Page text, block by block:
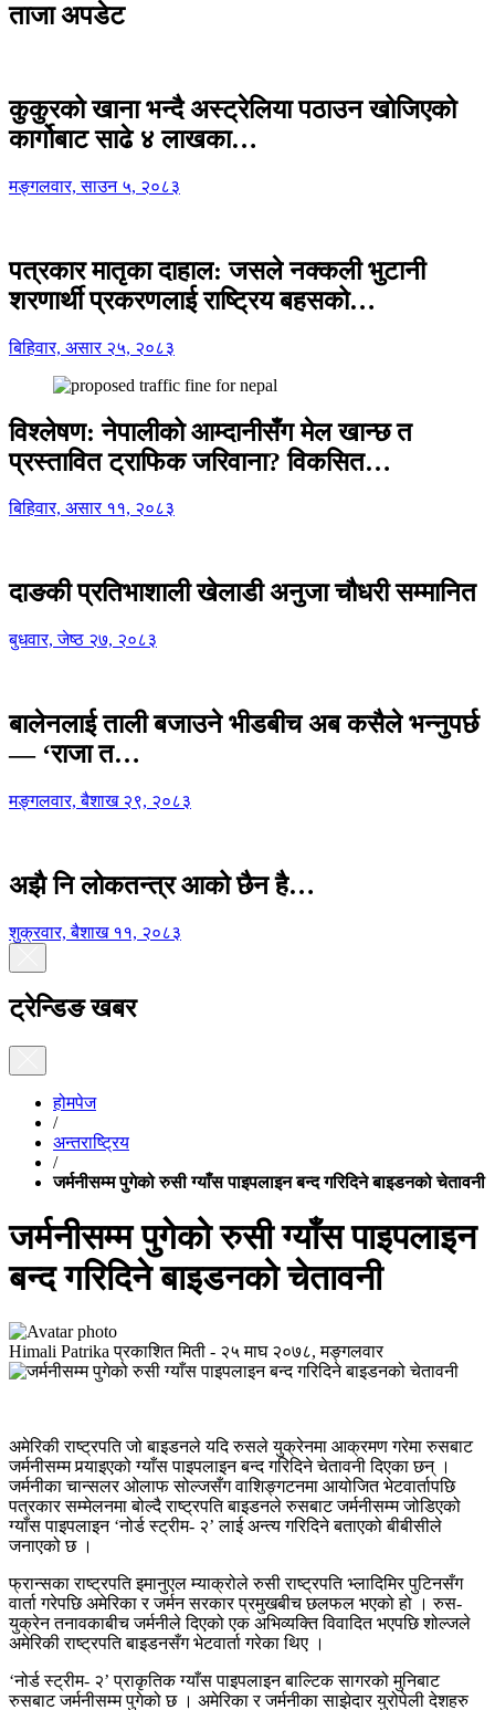
ताजा अपडेट
कुकुरको खाना भन्दै अस्ट्रेलिया पठाउन खोजिएको
कार्गोबाट साढे ४ लाखका…
मङ्गलवार, साउन ५, २०८३
पत्रकार मातृका दाहाल: जसले नक्कली भुटानी
शरणार्थी प्रकरणलाई राष्ट्रिय बहसको…
बिहिवार, असार २५, २०८३
विश्लेषण: नेपालीको आम्दानीसँग मेल खान्छ त
प्रस्तावित ट्राफिक जरिवाना? विकसित…
बिहिवार, असार ११, २०८३
दाङकी प्रतिभाशाली खेलाडी अनुजा चौधरी सम्मानित
बुधवार, जेष्ठ २७, २०८३
बालेनलाई ताली बजाउने भीडबीच अब कसैले भन्नुपर्छ
— ‘राजा त…
मङ्गलवार, बैशाख २९, २०८३
अझै नि लोकतन्त्र आको छैन है…
शुक्रवार, बैशाख ११, २०८३
ट्रेन्डिङ खबर
होमपेज
/
अन्तराष्ट्रिय
/
जर्मनीसम्म पुगेको रुसी ग्याँस पाइपलाइन बन्द गरिदिने बाइडनको चेतावनी
जर्मनीसम्म पुगेको रुसी ग्याँस पाइपलाइन
बन्द गरिदिने बाइडनको चेतावनी
Himali Patrika प्रकाशित मिती - २५ माघ २०७८, मङ्गलवार
अमेरिकी राष्ट्रपति जो बाइडनले यदि रुसले युक्रेनमा आक्रमण गरेमा रुसबाट
जर्मनीसम्म पर्‍याइएको ग्याँस पाइपलाइन बन्द गरिदिने चेतावनी दिएका छन् ।
जर्मनीका चान्सलर ओलाफ सोल्जसँग वाशिङ्गटनमा आयोजित भेटवार्तापछि
पत्रकार सम्मेलनमा बोल्दै राष्ट्रपति बाइडनले रुसबाट जर्मनीसम्म जोडिएको
ग्याँस पाइपलाइन ‘नोर्ड स्ट्रीम- २’ लाई अन्त्य गरिदिने बताएको बीबीसीले
जनाएको छ ।
फ्रान्सका राष्ट्रपति इमानुएल म्याक्रोले रुसी राष्ट्रपति भ्लादिमिर पुटिनसँग
वार्ता गरेपछि अमेरिका र जर्मन सरकार प्रमुखबीच छलफल भएको हो । रुस-
युक्रेन तनावकाबीच जर्मनीले दिएको एक अभिव्यक्ति विवादित भएपछि शोल्जले
अमेरिकी राष्ट्रपति बाइडनसँग भेटवार्ता गरेका थिए ।
‘नोर्ड स्ट्रीम- २’ प्राकृतिक ग्याँस पाइपलाइन बाल्टिक सागरको मुनिबाट
रुसबाट जर्मनीसम्म पुगेको छ । अमेरिका र जर्मनीका साझेदार युरोपेली देशहरु